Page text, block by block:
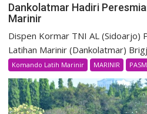
Dankolatmar Hadiri
Marinir
Dispen Kormar TNI AL (Sidoarjo)
Latihan Marinir (Dankolatmar)
Komando Latih Marinir MARINIR